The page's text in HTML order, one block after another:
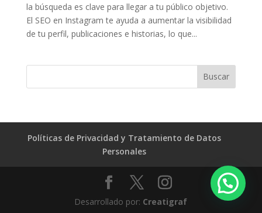
la búsqueda es clave para llegar a tu público objetivo.
El SEO en Instagram te ayuda a aumentar la visibilidad
de tu perfil, publicaciones e historias, lo que...
Políticas de Privacidad y Tratamiento de Datos
Personales
Desarrollado por: Creatigraf